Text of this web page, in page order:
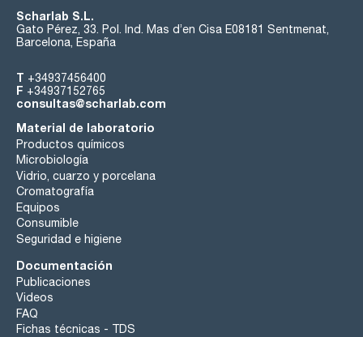
Scharlab S.L.
Gato Pérez, 33. Pol. Ind. Mas d’en Cisa E08181 Sentmenat,
Barcelona, España
T +34937456400
F +34937152765
consultas@scharlab.com
Material de laboratorio
Productos químicos
Microbiología
Vidrio, cuarzo y porcelana
Cromatografía
Equipos
Consumible
Seguridad e higiene
Documentación
Publicaciones
Videos
FAQ
Fichas técnicas - TDS